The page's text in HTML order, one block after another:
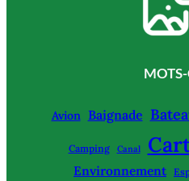
MOTS-
Avion Baignade
Camping Canal
Environnement